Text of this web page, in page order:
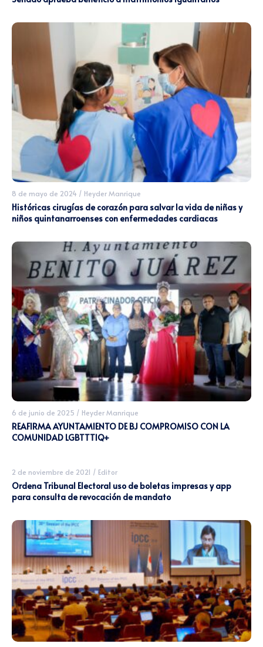
8 de mayo de 2024 / Heyder Manrique
Históricas cirugías de corazón para salvar la vida de niñas y
niños quintanarroenses con enfermedades cardiacas
6 de junio de 2025 / Heyder Manrique
REAFIRMA AYUNTAMIENTO DE BJ COMPROMISO CON LA
COMUNIDAD LGBTTTIQ+
2 de noviembre de 2021 / Editor
Ordena Tribunal Electoral uso de boletas impresas y app
para consulta de revocación de mandato